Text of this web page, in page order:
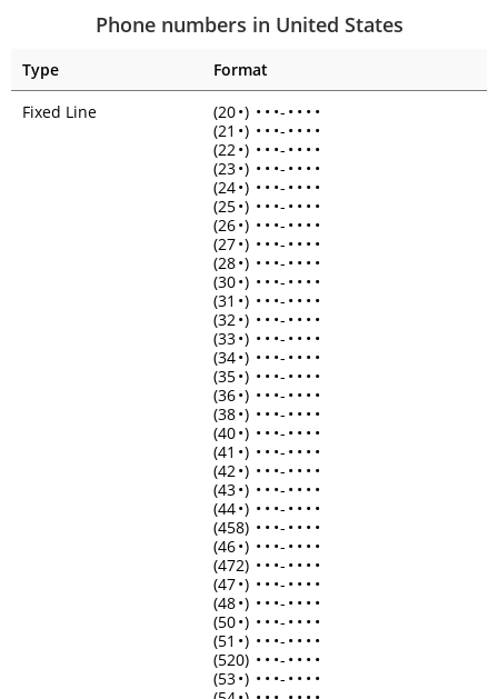
Phone numbers in United States
Type
Format
Fixed Line
(20•) • • •- • • • •
(21 •) • • •- • • • •
(22•) • • •- • • • •
(23•) • • •- • • • •
(24•) • • •- • • • •
(25•) • • •- • • • •
(26•) • • •- • • • •
(27•) • • •- • • • •
(28•) • • •- • • • •
(30•) • • •- • • • •
(31 •) • • •- • • • •
(32•) • • •- • • • •
(33•) • • •- • • • •
(34•) • • •- • • • •
(35•) • • •- • • • •
(36•) • • •- • • • •
(38•) • • •- • • • •
(40•) • • •- • • • •
(41 •) • • •- • • • •
(42•) • • •- • • • •
(43•) • • •- • • • •
(44•) • • •- • • • •
(458) • • •- • • • •
(46•) • • •- • • • •
(472) • • •- • • • •
(47•) • • •- • • • •
(48•) • • •- • • • •
(50•) • • •- • • • •
(51 •) • • •- • • • •
(520) • • •- • • • •
(53•) • • •- • • • •